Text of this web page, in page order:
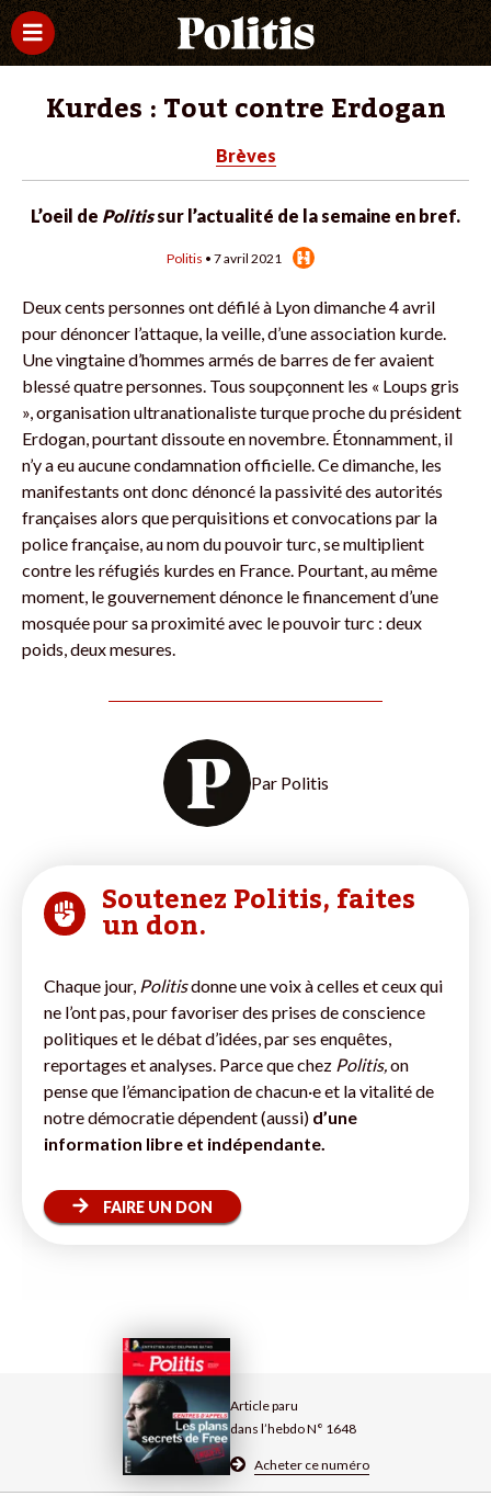
Kurdes : Tout contre Erdogan
Brèves
L’oeil de Politissur l’actualité de la semaine en bref.
Politis • 7 avril 2021
Article paru
dans l’hebdo N° 1648
Acheter ce numéro
Deux cents personnes ont défilé à Lyon dimanche 4 avril
pour dénoncer l’attaque, la veille, d’une association kurde.
Une vingtaine d’hommes armés de barres de fer avaient
blessé quatre personnes. Tous soupçonnent les « Loups gris
», organisation ultranationaliste turque proche du président
Erdogan, pourtant dissoute en novembre. Étonnamment, il
n’y a eu aucune condamnation officielle. Ce dimanche, les
manifestants ont donc dénoncé la passivité des autorités
françaises alors que perquisitions et convocations par la
police française, au nom du pouvoir turc, se multiplient
contre les réfugiés kurdes en France. Pourtant, au même
moment, le gouvernement dénonce le financement d’une
mosquée pour sa proximité avec le pouvoir turc : deux
poids, deux mesures.
Par Politis
Soutenez Politis, faites
un don.
Chaque jour, Politisdonne une voix à celles et ceux qui
ne l’ont pas, pour favoriser des prises de conscience
politiques et le débat d’idées, par ses enquêtes,
reportages et analyses. Parce que chez Politis,on
pense que l’émancipation de chacun·e et la vitalité de
notre démocratie dépendent (aussi) d’une
information libre et indépendante.
FAIRE UN DON